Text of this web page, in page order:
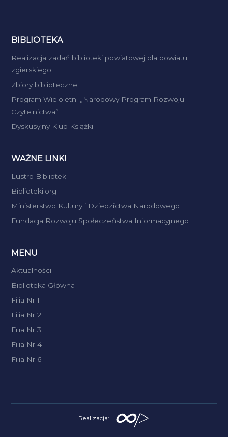
BIBLIOTEKA
Realizacja zadań biblioteki powiatowej dla powiatu
zgierskiego
Zbiory biblioteczne
Program Wieloletni „Narodowy Program Rozwoju
Czytelnictwa”
Dyskusyjny Klub Książki
WAŻNE LINKI
Lustro Biblioteki
Biblioteki.org
Ministerstwo Kultury i Dziedzictwa Narodowego
Fundacja Rozwoju Społeczeństwa Informacyjnego
MENU
Aktualności
Biblioteka Główna
Filia Nr 1
Filia Nr 2
Filia Nr 3
Filia Nr 4
Filia Nr 6
Realizacja: